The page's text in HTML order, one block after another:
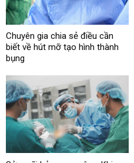
Chuyên gia chia sẻ điều cần
biết về hút mỡ tạo hình thành
bụng